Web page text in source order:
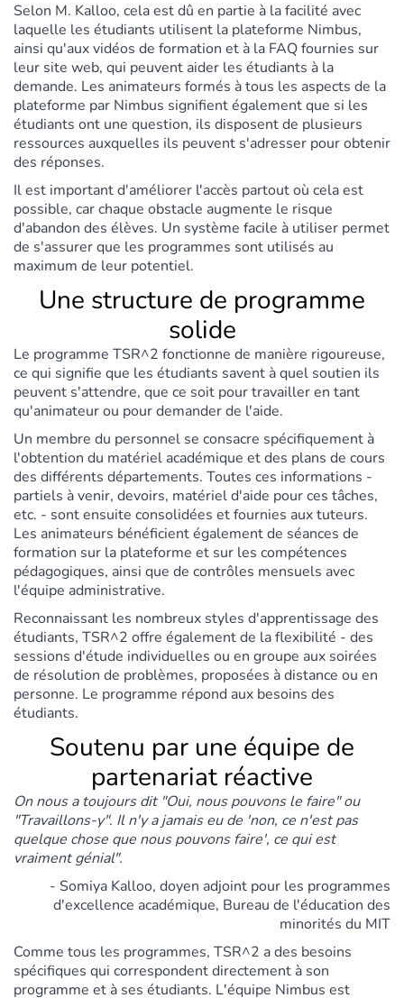
Selon M. Kalloo, cela est dû en partie à la facilité avec
laquelle les étudiants utilisent la plateforme Nimbus,
ainsi qu'aux vidéos de formation et à la FAQ fournies sur
leur site web, qui peuvent aider les étudiants à la
demande. Les animateurs formés à tous les aspects de la
plateforme par Nimbus signifient également que si les
étudiants ont une question, ils disposent de plusieurs
ressources auxquelles ils peuvent s'adresser pour obtenir
des réponses.
Il est important d'améliorer l'accès partout où cela est
possible, car chaque obstacle augmente le risque
d'abandon des élèves. Un système facile à utiliser permet
de s'assurer que les programmes sont utilisés au
maximum de leur potentiel.
Une structure de programme
solide
Le programme TSR^2 fonctionne de manière rigoureuse,
ce qui signifie que les étudiants savent à quel soutien ils
peuvent s'attendre, que ce soit pour travailler en tant
qu'animateur ou pour demander de l'aide.
Un membre du personnel se consacre spécifiquement à
l'obtention du matériel académique et des plans de cours
des différents départements. Toutes ces informations -
partiels à venir, devoirs, matériel d'aide pour ces tâches,
etc. - sont ensuite consolidées et fournies aux tuteurs.
Les animateurs bénéficient également de séances de
formation sur la plateforme et sur les compétences
pédagogiques, ainsi que de contrôles mensuels avec
l'équipe administrative.
Reconnaissant les nombreux styles d'apprentissage des
étudiants, TSR^2 offre également de la flexibilité - des
sessions d'étude individuelles ou en groupe aux soirées
de résolution de problèmes, proposées à distance ou en
personne. Le programme répond aux besoins des
étudiants.
Soutenu par une équipe de
partenariat réactive
On nous a toujours dit "Oui, nous pouvons le faire" ou
"Travaillons-y". Il n'y a jamais eu de 'non, ce n'est pas
quelque chose que nous pouvons faire', ce qui est
vraiment génial".
- Somiya Kalloo, doyen adjoint pour les programmes
d'excellence académique, Bureau de l'éducation des
minorités du MIT
Comme tous les programmes, TSR^2 a des besoins
spécifiques qui correspondent directement à son
programme et à ses étudiants. L'équipe Nimbus est